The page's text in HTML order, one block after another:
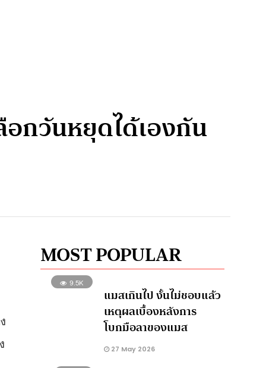
อกวันหยุดได้เองกัน
MOST POPULAR
9.5K
แมสเกินไป งั้นไม่ชอบแล้ว
เหตุผลเบื้องหลังการ
โบกมือลาของแมส
27 May 2026